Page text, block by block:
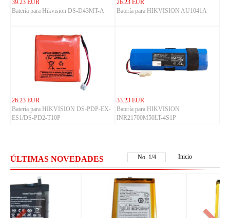
39.23 EUR
Batería para Hikvision DS-D43MT-A
26.23 EUR
Batería para HIKVISION AU1041A
26.23 EUR
Batería para HIKVISION DS-PDP-EX-
ES1/DS-PD2-T10P
33.23 EUR
Batería para HIKVISION
INR21700M50LT-4S1P
ÚLTIMAS NOVEDADES No. 2/4 Inicio